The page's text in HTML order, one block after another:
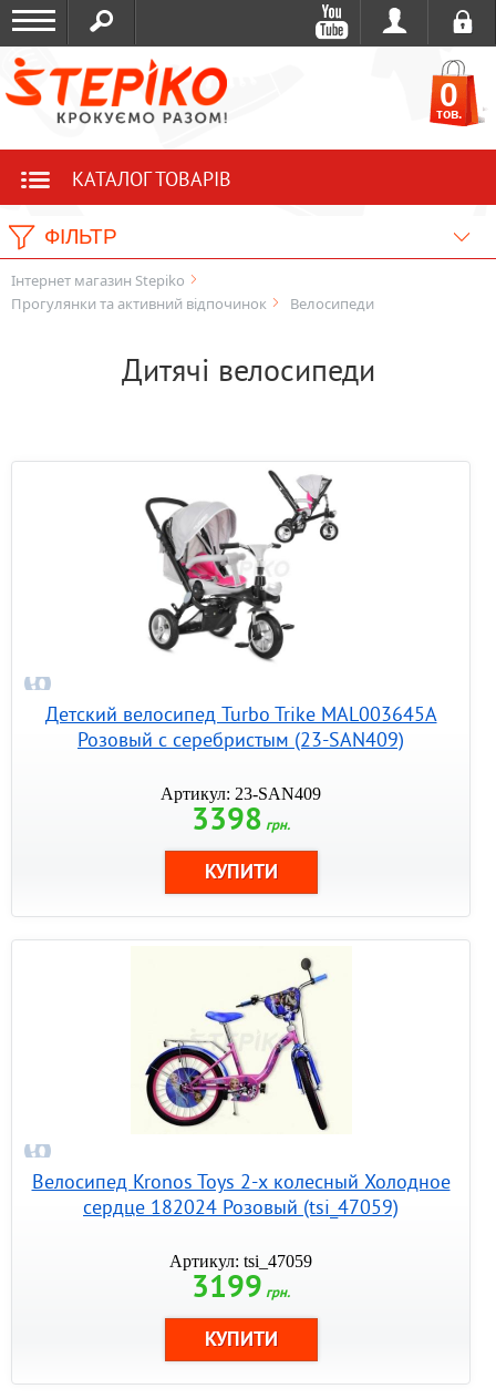
0
тов.
КАТАЛОГ ТОВАРІВ
ФІЛЬТР
Інтернет магазин Stepiko
Прогулянки та активний відпочинок
Велосипеди
Дитячі велосипеди
Детский велосипед Turbo Trike MAL003645A
Розовый с серебристым (23-SAN409)
Артикул: 23-SAN409
3398 грн.
Велосипед Kronos Toys 2-х колесный Холодное
сердце 182024 Розовый (tsi_47059)
Артикул: tsi_47059
3199 грн.